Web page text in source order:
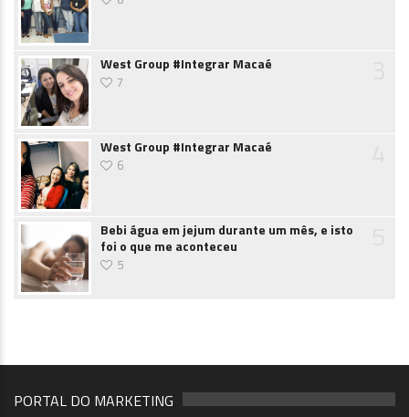
West Group #Integrar Macaé
7
West Group #Integrar Macaé
6
Bebi água em jejum durante um mês, e isto
foi o que me aconteceu
5
PORTAL DO MARKETING